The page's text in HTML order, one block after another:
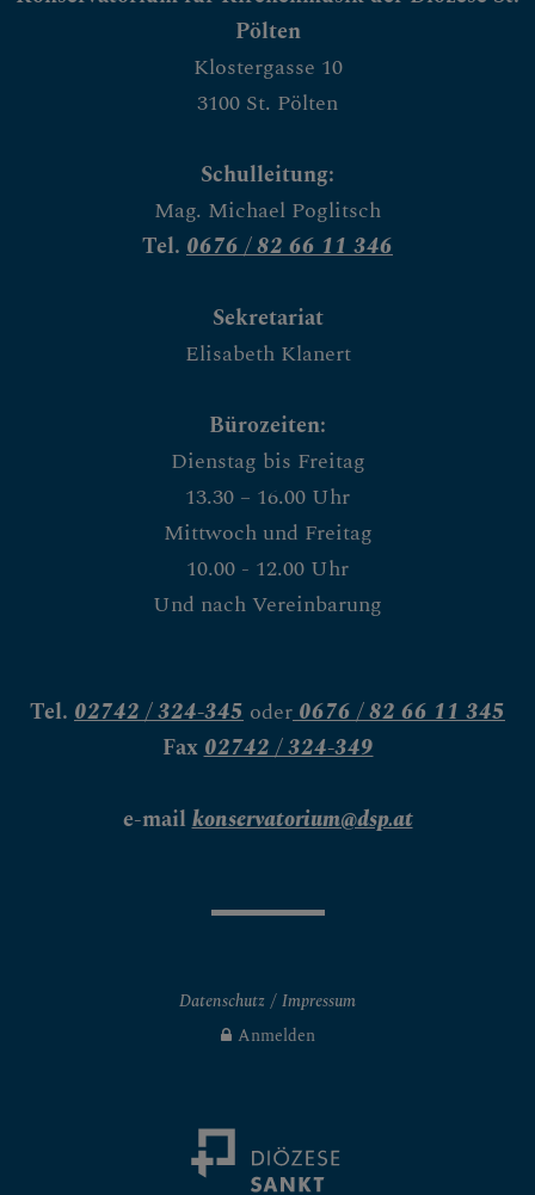
Pölten
Klostergasse 10
3100 St. Pölten
Schulleitung:
Mag. Michael Poglitsch
Tel. 0676 / 82 66 11 346
Sekretariat
Elisabeth Klanert
Bürozeiten:
Dienstag bis Freitag
13.30 – 16.00 Uhr
Mittwoch und Freitag
10.00 - 12.00 Uhr
Und nach Vereinbarung
Tel. 02742 / 324-345 oder0676 / 82 66 11 345
Fax02742 / 324-349
e-mailkonservatorium@dsp.at
Datenschutz
Impressum
Anmelden